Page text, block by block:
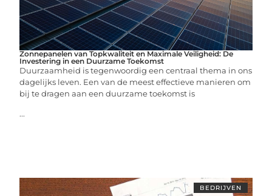
Zonnepanelen van Topkwaliteit en Maximale Veiligheid: De
Investering in een Duurzame Toekomst
Duurzaamheid is tegenwoordig een centraal thema in ons
dagelijks leven. Een van de meest effectieve manieren om
bij te dragen aan een duurzame toekomst is
...
BEDRIJVEN